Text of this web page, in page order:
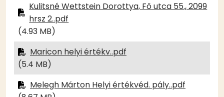
Kulitsné Wettstein Dorottya, Fő utca 55., 2099
hrsz 2..pdf
(4.93 MB)
Maricon helyi értékv..pdf
(5.4 MB)
Melegh Márton Helyi értékvéd. pály..pdf